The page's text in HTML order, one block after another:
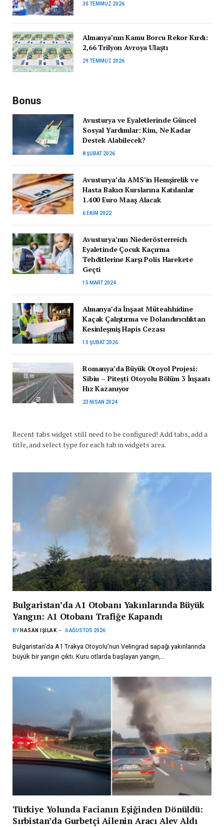
30 TEMMUZ 2026
Almanya’nın Kamu Borcu Rekor Kırdı:
2,66 Trilyon Avroya Ulaştı
29 TEMMUZ 2026
Bonus
Avusturya ve Eyaletlerinde Güncel
Sosyal Yardımlar: Kim, Ne Kadar
Destek Alabilecek?
8 ŞUBAT 2026
Avusturya’da AMS’in Hemşirelik ve
Hasta Bakıcı Kurslarına Katılanlar
1.400 Euro Maaş Alacak
6 EKIM 2022
Avusturya’nın Niederösterreich
Eyaletinde Çocuk Kaçırma
Tehditlerine Karşı Polis Harekete
Geçti
15 MART 2024
Almanya’da İnşaat Müteahhidine
Kaçak Çalıştırma ve Dolandırıcılıktan
Kesinleşmiş Hapis Cezası
10 ŞUBAT 2026
Romanya’da Büyük Otoyol Projesi:
Sibiu – Pitești Otoyolu Bölüm 3 İnşaatı
Hız Kazanıyor
23 NISAN 2024
Recent tabs widget still need to be configured! Add tabs, add a
title, and select type for each tab in widgets area.
Bulgaristan’da A1 Otobanı Yakınlarında Büyük
Yangın: A1 Otobanı Trafiğe Kapandı
BY HASAN IŞILAK 6 AĞUSTOS 2026
Bulgaristan’da A1 Trakya Otoyolu’nun Velingrad sapağı yakınlarında
büyük bir yangın çıktı. Kuru otlarda başlayan yangın,…
Türkiye Yolunda Facianın Eşiğinden Dönüldü:
Sırbistan’da Gurbetçi Ailenin Aracı Alev Aldı